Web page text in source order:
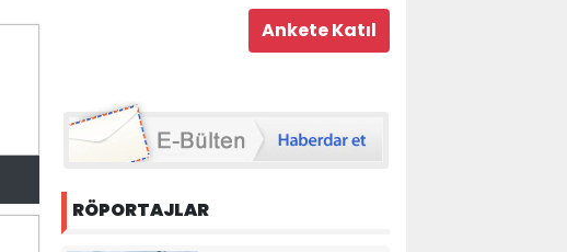
RÖPORTAJLAR